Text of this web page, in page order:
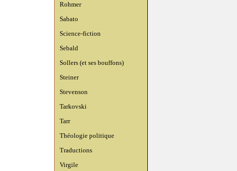
Rohmer
Sabato
Science-fiction
Sebald
Sollers (et ses bouffons)
Steiner
Stevenson
Tarkovski
Tarr
Théologie politique
Traductions
Virgile